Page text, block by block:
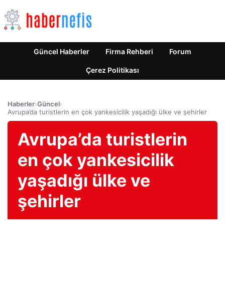
Güncel Haberler Firma Rehberi Forum
Çerez Politikası
Haberler›Güncel›
Avrupa’da turistlerin en çok yankesicilik yaşadığı ülke ve şehirler
Avrupa’da turistlerin
en çok yankesicilik
yaşadığı ülke ve
şehirler